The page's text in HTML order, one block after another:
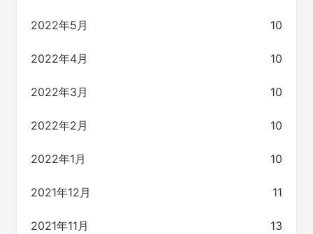
2022年5月 10
2022年4月 10
2022年3月 10
2022年2月 10
2022年1月 10
2021年12月 11
2021年11月 13